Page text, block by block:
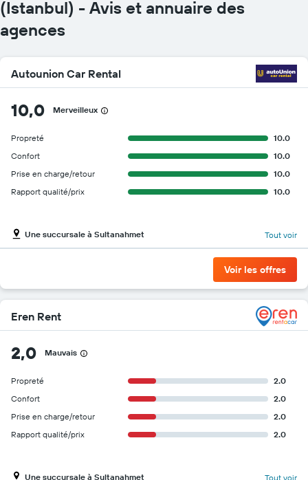
(Istanbul) - Avis et annuaire des
agences
Autounion Car Rental
10,0 Merveilleux
Propreté
10.0
Confort
10.0
Prise en charge/retour
10.0
Rapport qualité/prix
10.0
Une succursale à Sultanahmet Tout voir
Voir les offres
Eren Rent
2,0 Mauvais
Propreté
2.0
Confort
2.0
Prise en charge/retour
2.0
Rapport qualité/prix
2.0
Une succursale à Sultanahmet Tout voir